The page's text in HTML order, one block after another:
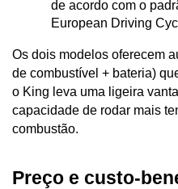
de acordo com o
European Driving
Os dois modelos oferecem
de combustível + bateria)
o King leva uma ligeira
capacidade de rodar mais
combustão.
Preço e custo-